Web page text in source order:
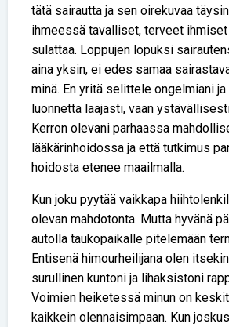
tätä sairautta ja sen oirekuvaa
ihmeessä tavalliset, terveet
sulattaa. Loppujen lopuksi
aina yksin, ei edes samaa
minä. En yritä selittele ongelmiani
luonnetta laajasti, vaan
Kerron olevani parhaassa
lääkärinhoidossa ja että tutkimus
hoidosta etenee maailmalla.
Kun joku pyytää vaikkapa
olevan mahdotonta. Mutta hyvänä
autolla taukopaikalle pitelemään
Entisenä himourheilijana olen
surullinen kuntoni ja lihaksistoni
Voimien heiketessä minun on
kaikkein olennaisimpaan. Kun